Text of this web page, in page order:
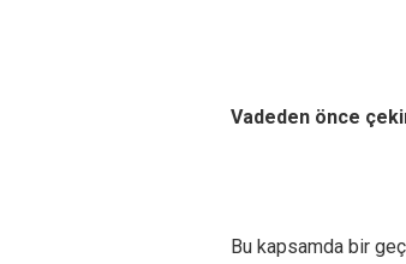
Vadeden önce
Bu kapsamda bir